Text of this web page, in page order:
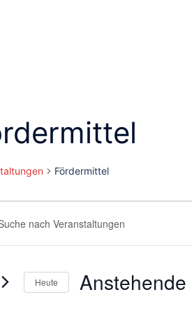
KONTRASTE
Fördermittel
Heute Anstehende